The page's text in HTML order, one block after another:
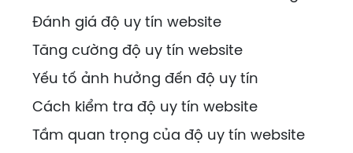
Đánh giá độ uy tín website
Tăng cường độ uy tín website
Yếu tố ảnh hưởng đến độ uy tín
Cách kiểm tra độ uy tín website
Tầm quan trọng của độ uy tín website